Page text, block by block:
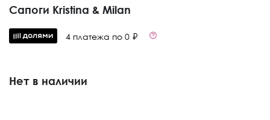
Сапоги Kristina & Milan
4 платежа по 0 ₽
Нет в наличии